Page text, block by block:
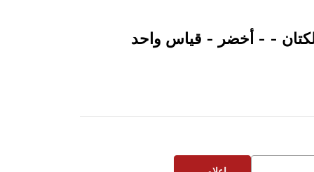
- - أخضر - قياس واحد